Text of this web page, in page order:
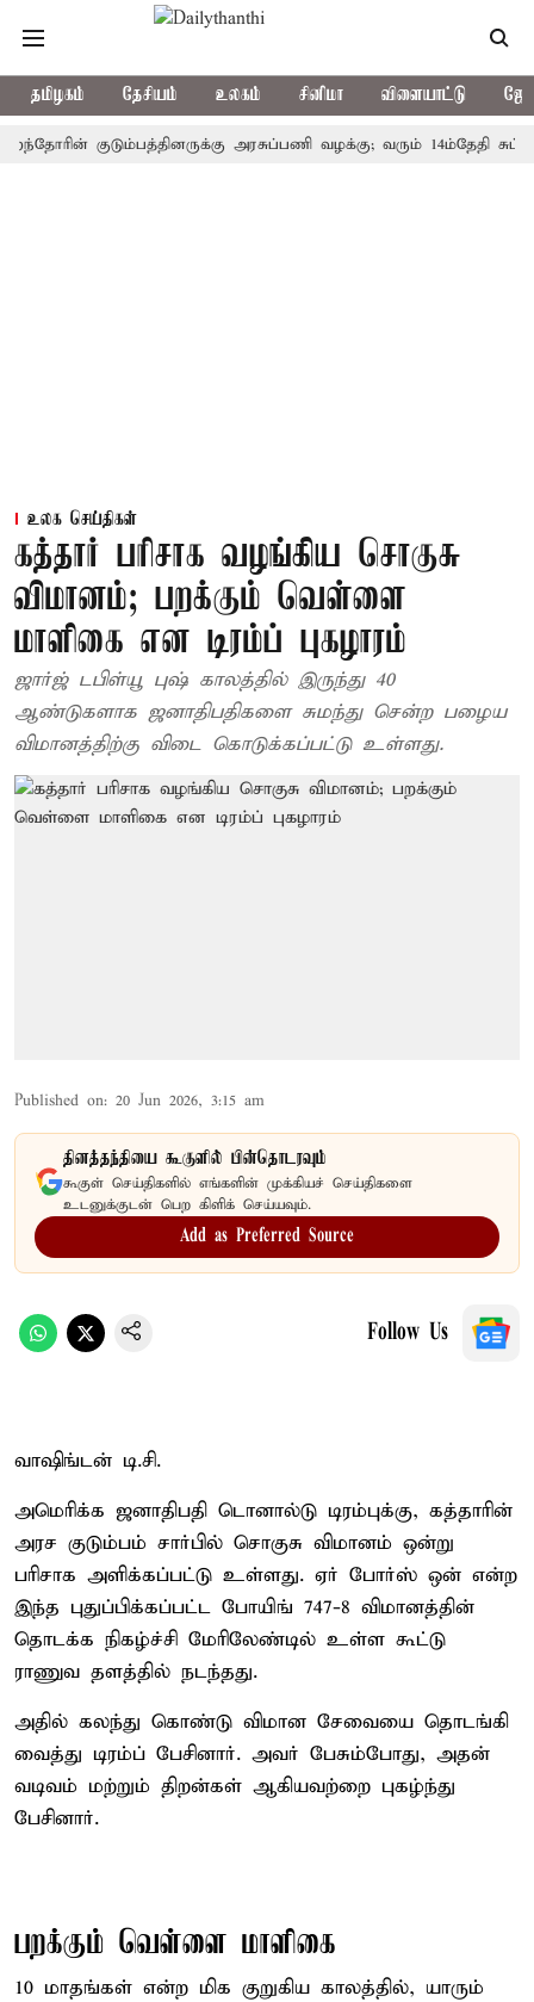
தமிழகம் தேசியம் உலகம் சினிமா விளையாட்டு
குடும்பத்தினருக்கு அரசுப்பணி வழக்கு; வரும் 14ம்தேதி
உலக செய்திகள்
கத்தார் பரிசாக வழங்கிய சொகுசு
விமானம்; பறக்கும் வெள்ளை
மாளிகை என டிரம்ப் புகழாரம்
ஜார்ஜ் டபிள்யூ புஷ் காலத்தில் இருந்து 40
ஆண்டுகளாக ஜனாதிபதிகளை சுமந்து சென்ற பழைய
விமானத்திற்கு விடை கொடுக்கப்பட்டு உள்ளது.
Published on: 20 Jun 2026, 3:15 am
தினத்தந்தியை கூகுளில் பின்தொடரவும்
கூகுள் செய்திகளில் எங்களின் முக்கியச் செய்திகளை
உடனுக்குடன் பெற கிளிக் செய்யவும்.
Add as Preferred Source
Follow Us
வாஷிங்டன் டி.சி.
அமெரிக்க ஜனாதிபதி டொனால்டு டிரம்புக்கு, கத்தாரின்
அரச குடும்பம் சார்பில் சொகுசு விமானம் ஒன்று
பரிசாக அளிக்கப்பட்டு உள்ளது. ஏர் போர்ஸ் ஒன் என்ற
இந்த புதுப்பிக்கப்பட்ட போயிங் 747-8 விமானத்தின்
தொடக்க நிகழ்ச்சி மேரிலேண்டில் உள்ள கூட்டு
ராணுவ தளத்தில் நடந்தது.
அதில் கலந்து கொண்டு விமான சேவையை தொடங்கி
வைத்து டிரம்ப் பேசினார். அவர் பேசும்போது, அதன்
வடிவம் மற்றும் திறன்கள் ஆகியவற்றை புகழ்ந்து
பேசினார்.
பறக்கும் வெள்ளை மாளிகை
10 மாதங்கள் என்ற மிக குறுகிய காலத்தில், யாரும்